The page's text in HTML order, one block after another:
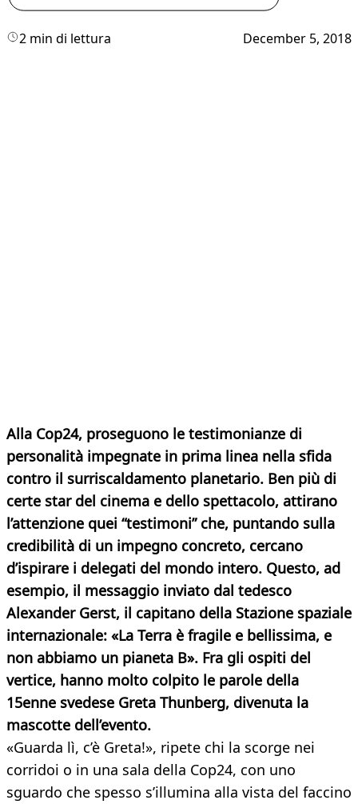
2 min di lettura December 5, 2018
Alla Cop24, proseguono le testimonianze di
personalità impegnate in prima linea nella sfida
contro il surriscaldamento planetario. Ben più di
certe star del cinema e dello spettacolo, attirano
l’attenzione quei “testimoni” che, puntando sulla
credibilità di un impegno concreto, cercano
d’ispirare i delegati del mondo intero. Questo, ad
esempio, il messaggio inviato dal tedesco
Alexander Gerst, il capitano della Stazione spaziale
internazionale: «La Terra è fragile e bellissima, e
non abbiamo un pianeta B». Fra gli ospiti del
vertice, hanno molto colpito le parole della
15enne svedese Greta Thunberg, divenuta la
mascotte dell’evento.
«Guarda lì, c’è Greta!», ripete chi la scorge nei
corridoi o in una sala della Cop24, con uno
sguardo che spesso s’illumina alla vista del faccino